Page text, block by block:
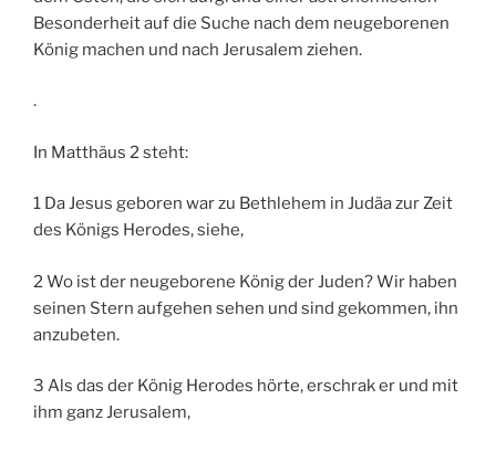
Besonderheit auf die Suche nach dem neugeborenen
König machen und nach Jerusalem ziehen.
.
In Matthäus 2 steht:
1 Da Jesus geboren war zu Bethlehem in Judäa zur Zeit
des Königs Herodes, siehe,
2 Wo ist der neugeborene König der Juden? Wir haben
seinen Stern aufgehen sehen und sind gekommen, ihn
anzubeten.
3 Als das der König Herodes hörte, erschrak er und mit
ihm ganz Jerusalem,